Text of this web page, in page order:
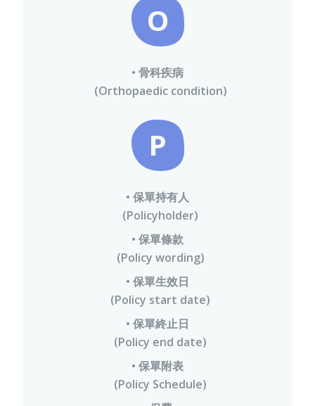
O
• 骨科疾病
(Orthopaedic condition)
P
• 保單持有人
(Policyholder)
• 保單條款
(Policy wording)
• 保單生效日
(Policy start date)
• 保單終止日
(Policy end date)
• 保單附表
(Policy Schedule)